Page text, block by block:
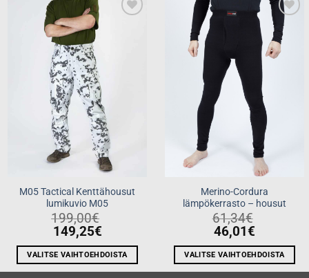
M05 Tactical Kenttähousut
lumikuvio M05
199,00€
149,25€
VALITSE VAIHTOEHDOISTA
Tällä
Add to
wishlist
Merino-Cordura
lämpökerrasto – housut
61,34€
46,01€
VALITSE VAIHTOEHDOISTA
Tällä